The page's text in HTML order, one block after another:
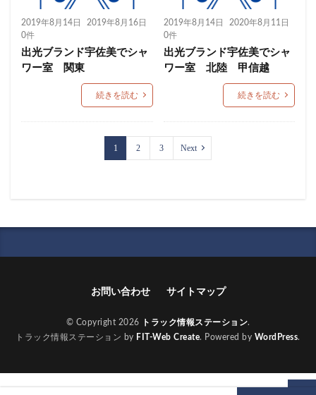
2019年8月14日
2019年8月16日
0件
出光ブランド宇佐美でシャ
ワー室 関東
続きを読む
2019年8月14日
2020年8月11日
0件
出光ブランド宇佐美でシャ
ワー室 北陸 甲信越
続きを読む
1 2 3 Next
お問い合わせ サイトマップ
© Copyright 2026 トラック情報ステーション.
トラック情報ステーション by FIT-Web Create. Powered by WordPress.